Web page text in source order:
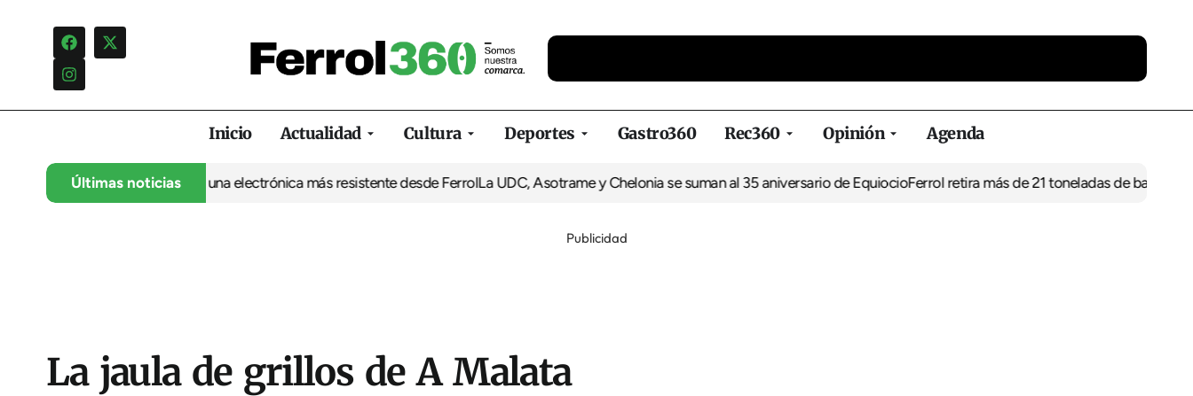
Inicio Actualidad Cultura Deportes Gastro360 Rec360 Opinión Agenda
Últimas noticias
de la UDC abre la puerta a una electrónica más resistente desde FerrolLa UDC, Asotrame y Chelonia se suman al 35 aniversario de EquiocioFerrol retira más de 21 toneladas de basura de
Publicidad
La jaula de grillos de A Malata